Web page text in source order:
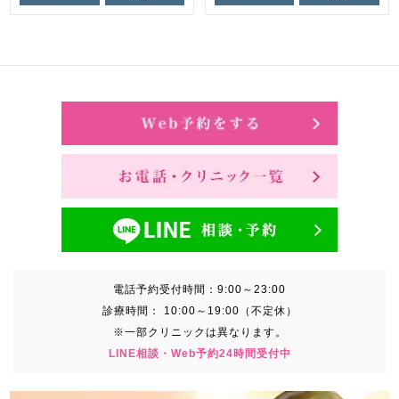
電話予約受付時間： 9:00～23:00
診療時間：
10:00～19:00（不定休）
※一部クリニックは異なります。
LINE相談・Web予約24時間受付中